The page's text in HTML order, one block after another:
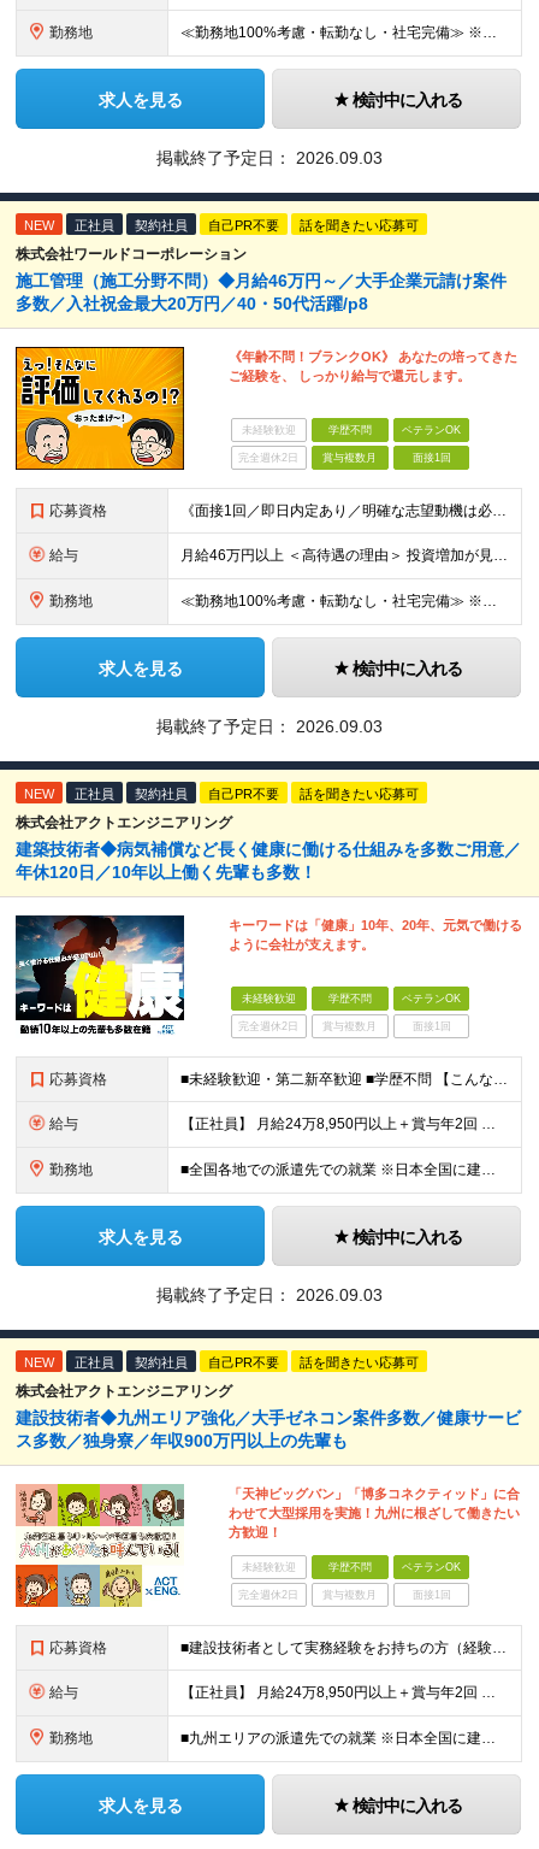
勤務地 ≪勤務地100%考慮・転勤なし・社宅完備≫ ※配属は全国のプロジェクト先 ※あなたの希望を考慮し、勤務地を決定します。 ※U・Iターン歓迎 ※出張面接も可能です！お住まいの近くに伺います。(応相談
求人を見る 検討中に入れる
掲載終了予定日： 2026.09.03
NEW 正社員 契約社員 自己PR不要 話を聞きたい応募可
株式会社ワールドコーポレーション
施工管理（施工分野不問）◆月給46万円～／大手企業元請け案件
多数／入社祝金最大20万円／40・50代活躍/p8
《年齢不問！ブランクOK》 あなたの培ってきた
ご経験を、 しっかり給与で還元します。
未経験歓迎 学歴不問 ベテランOK
完全週休2日 賞与複数月 面接1回
応募資格 《面接1回／即日内定あり／明確な志望動機は必要なし》 ◆学歴・年齢不問 ◆建設業界での実務経験や設備設計（電気設備、空調・衛生設備）、土木設計（橋梁／トンネル・道路・造成／上下水道）などの業界経験者
給与 月給46万円以上 ＜高待遇の理由＞ 投資増加が見込まれる領域へ大きな強みを持つ当社には、大手建設会社の元請けの大型工事が多数寄せられます。そのため、施工管理として働く皆さんを、高待遇でお迎えすること
勤務地 ≪勤務地100%考慮・転勤なし・社宅完備≫ ※配属は全国のプロジェクト先 ※あなたの希望を考慮し、勤務地を決定します。 ※U・Iターン歓迎 ※出張面接も可能です！お住まいの近くに伺います。(応相談
求人を見る 検討中に入れる
掲載終了予定日： 2026.09.03
NEW 正社員 契約社員 自己PR不要 話を聞きたい応募可
株式会社アクトエンジニアリング
建築技術者◆病気補償など長く健康に働ける仕組みを多数ご用意／
年休120日／10年以上働く先輩も多数！
キーワードは「健康」10年、20年、元気で働ける
ように会社が支えます。
未経験歓迎 学歴不問 ベテランOK
完全週休2日 賞与複数月 面接1回
応募資格 ■未経験歓迎・第二新卒歓迎 ■学歴不問 【こんな方はぜひご応募ください】 ■大手ゼネコンのプロジェクトに関わってみたい ■福利厚生が整った会社で働きたい ■年収アップを狙いたい ■スケールの大きな仕
給与 【正社員】 月給24万8,950円以上＋賞与年2回 ※年齢・経験・スキル等を考慮の上、当社規定により決定します。 ※残業代、通勤交通費は別途全額支給しています。 【契約社員】 月給28万2,080円
勤務地 ■全国各地での派遣先での就業 ※日本全国に建設技術者のニーズがあります。U・Iターン希望の方も歓迎しておりますので、ご希望を気軽にお聞かせください。 ◆本社／東京都港区赤坂3-8-15 THE AK
求人を見る 検討中に入れる
掲載終了予定日： 2026.09.03
NEW 正社員 契約社員 自己PR不要 話を聞きたい応募可
株式会社アクトエンジニアリング
建設技術者◆九州エリア強化／大手ゼネコン案件多数／健康サービ
ス多数／独身寮／年収900万円以上の先輩も
「天神ビッグバン」「博多コネクティッド」に合
わせて大型採用を実施！九州に根ざして働きたい
方歓迎！
未経験歓迎 学歴不問 ベテランOK
完全週休2日 賞与複数月 面接1回
応募資格 ■建設技術者として実務経験をお持ちの方（経験年数不問） ※学歴不問 ※第二新卒歓迎 【こんな方はぜひご応募ください】 ■九州で働きたい ■大手ゼネコンのプロジェクトに関わってみたい ■福利厚生が整
給与 【正社員】 月給24万8,950円以上＋賞与年2回 ※年齢・経験・スキル等を考慮の上、当社規定により決定します。 ※残業代、通勤交通費は別途全額支給しています。 【契約社員】 月給28万2,080円
勤務地 ■九州エリアの派遣先での就業 ※日本全国に建設技術者のニーズがあります。U・Iターン希望の方も歓迎しておりますので、ご希望を気軽にお聞かせください。 ◆本社／東京都港区赤坂3-8-15 THE AK
求人を見る 検討中に入れる